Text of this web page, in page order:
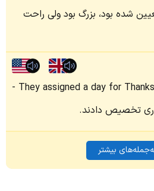
شده بود، بزرگ بود ولی راحت
They assigned a day for
تخصیص دادند.
بیشتر